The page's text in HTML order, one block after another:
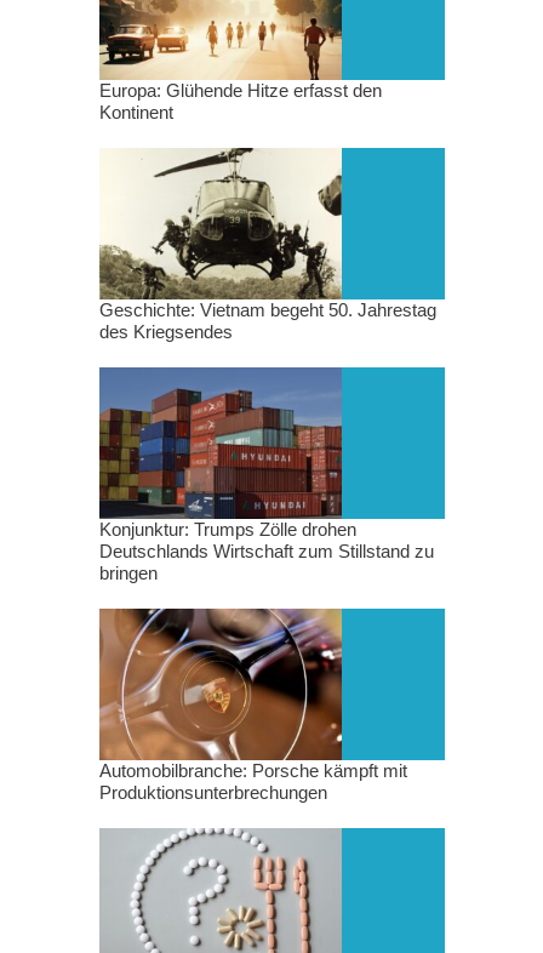
Europa: Glühende Hitze erfasst den
Kontinent
Geschichte: Vietnam begeht 50. Jahrestag
des Kriegsendes
Konjunktur: Trumps Zölle drohen
Deutschlands Wirtschaft zum Stillstand zu
bringen
Automobilbranche: Porsche kämpft mit
Produktionsunterbrechungen